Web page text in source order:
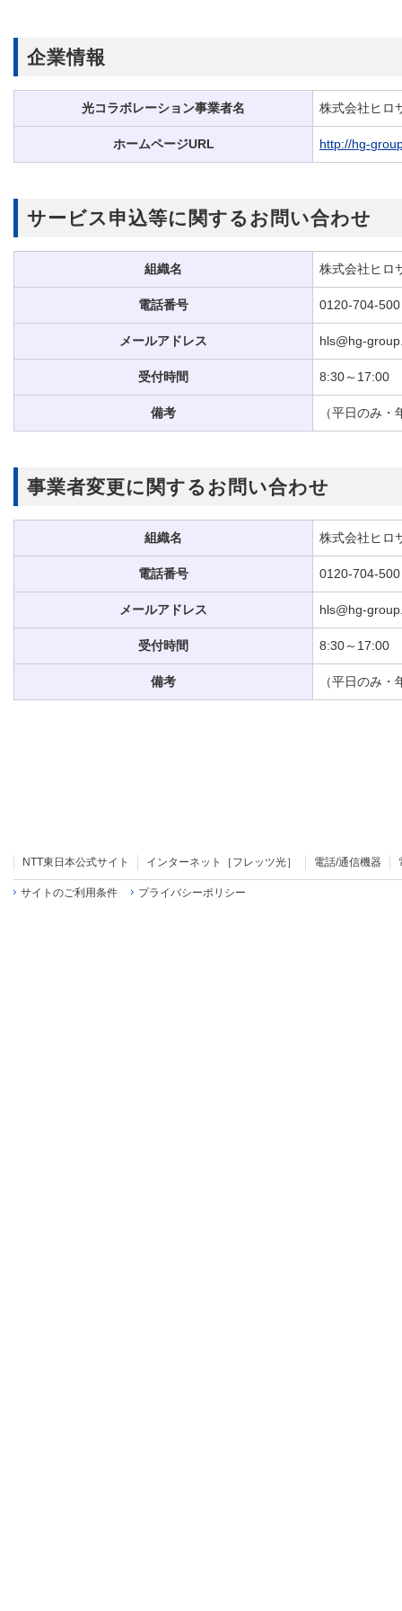
企業情報
光コラボレーション事業者名 株式会社ヒロ
ホームページURL http://hg-
サービス申込等に関するお問い合わせ
組織名 株式会社ヒロ
電話番号 0120-704-500
メールアドレス hls@hg-
受付時間 8:30～17:00
備考 （平日のみ
事業者変更に関するお問い合わせ
組織名 株式会社ヒロ
電話番号 0120-704-500
メールアドレス hls@hg-
受付時間 8:30～17:00
備考 （平日のみ
NTT東日本公式サイト インターネット［フレッツ光］ 電話/通信機器
サイトのご利用条件 プライバシーポリシー